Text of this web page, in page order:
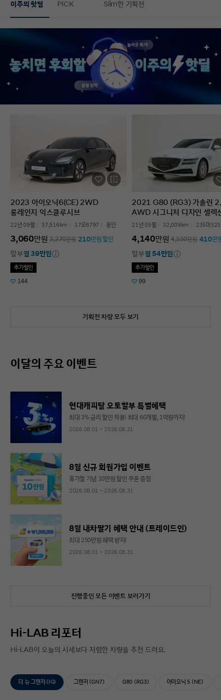
중고차지만 관리가 잘 된 차량이라는
느낌이 확실히 들었습니다. 무엇보다
좋았던 건 ‘중고차인데도 걱정이 거의
없었다’는 점입니다. 차를 잘 모르는 사람
입장에서는 어디를 봐야 할지부터
막막한데, 그런 부담이 많이 줄었습니다.
온라인으로 비교하고 구매까지 진행할 수
있어서 시간적으로도 편했고, 직장인
입장에서는 이 부분이 특히
있을 것 같습니다. 중고차 구매가
처음이거나 차량 상태 확인이 어려운
분들에게는 현대인증중고차를 충분히
고려해볼 만하다고 생각합니다.
도착해 기분 좋게 차를
완벽한 경험이었습니
고민하는 사람 있으면
현대인증중고차 추천
차량 보내주셔서 감사
이주의 핫딜
PICK
Slim한 기획전
2023 아이오닉6(CE) 2WD
롱레인지 익스클루시브
22년 09월 37,516km 17오6797 용인
3,060만원 3,270만원 210만원 할인
할부월 39만원
추가할인
144
2021 G80 (RG3) 가솔린
AWD 시그니처 디자인 셀
21년 05월 32,009km 235마
4,140만원 4,550만원 410만
할부월 54만원
추가할인
99
기획전 차량 모두 보기
이달의 주요 이벤트
현대캐피탈 오토할부 특별혜택
최대 3% 금리 할인 적용! 최대 60개월, 1억원까지!
2026.08.01 ~ 2026.08.31
8월 신규 회원가입 이벤트
휴가철 기념 10만원 할인 쿠폰 증정
2026.08.01 ~ 2026.08.31
8월 내차팔기 혜택 안내 (트레이드인)
최대 250만원 혜택 받자!
2026.08.01 ~ 2026.08.31
진행중인 모든 이벤트 보러가기
Hi-LAB 리포터
Hi-LAB이 오늘의 시세보다 저렴한 차량을 추천 드려요.
더 뉴 그랜저 (IG) 그랜저 (GN7) G80 (RG3) 아이오닉 5 (NE)